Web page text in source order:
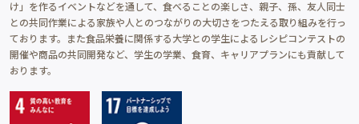
け」を作るイベントなどを通して、食べることの楽しさ、親子、孫、友人同士
との共同作業による家族や人とのつながりの大切さをつたえる取り組みを行っ
ております。また食品栄養に関係する大学との学生によるレシピコンテストの
開催や商品の共同開発など、学生の学業、食育、キャリアプランにも貢献して
おります。